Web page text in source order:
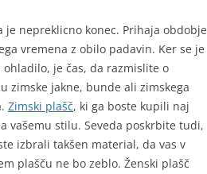
je nepreklicno konec. Prihaja obdobje
vremena z obilo padavin. Ker se je
ohladilo, je čas, da razmislite o
zimske jakne, bunde ali zimskega
Zimski plašč, ki ga boste kupili naj
vašemu stilu. Seveda poskrbite tudi,
izbrali takšen material, da vas v
plašču ne bo zeblo. Ženski plašč